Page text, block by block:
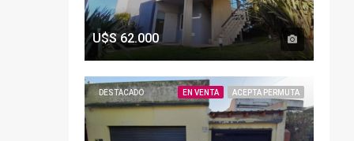
U$S62.000
DESTACADO EN VENTA ACEPTA PERMUTA